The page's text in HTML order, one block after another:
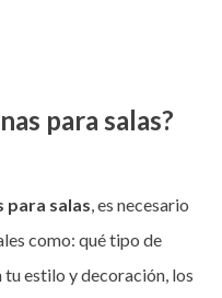
para salas?
para salas, es necesario
como: qué tipo de
estilo y decoración, los